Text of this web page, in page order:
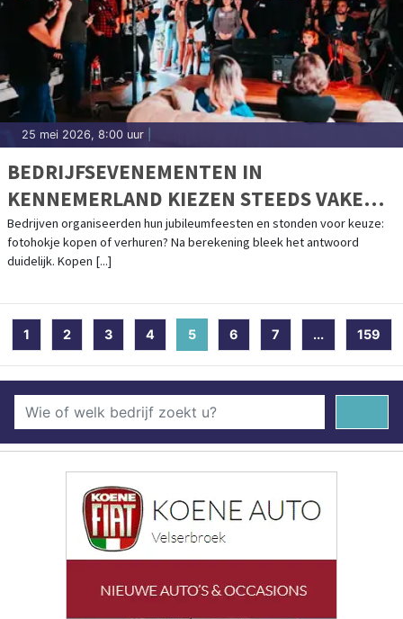
25 mei 2026, 8:00 uur
BEDRIJFSEVENEMENTEN IN
KENNEMERLAND KIEZEN STEEDS VAKER
HUREN BOVEN KOPEN
Bedrijven organiseerden hun jubileumfeesten en stonden voor keuze:
fotohokje kopen of verhuren? Na berekening bleek het antwoord
duidelijk. Kopen [...]
1 2 3 4 5(current)
6 7 ... 159